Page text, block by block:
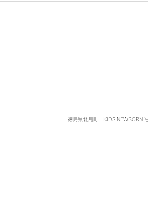
兄妹写真♡
徳島県北島町 KIDS NEWBORN